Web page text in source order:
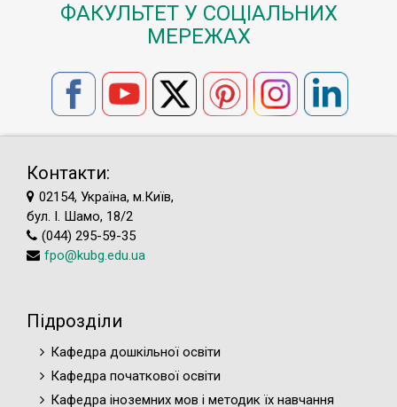
ФАКУЛЬТЕТ У СОЦІАЛЬНИХ
МЕРЕЖАХ
Контакти:
02154, Україна, м.Київ,
бул. І. Шамо, 18/2
(044) 295-59-35
fpo@kubg.edu.ua
Підрозділи
Кафедра дошкільної освіти
Кафедра початкової освіти
Кафедра іноземних мов і методик їх навчання